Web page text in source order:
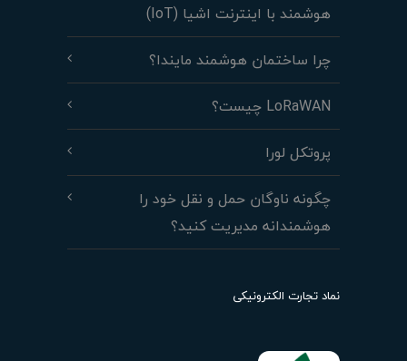
هوشمند با اینترنت اشیا (IoT)
چرا ساختمان هوشمند مایندا؟
LoRaWAN چیست؟
پروتکل لورا
چگونه ناوگان حمل و نقل خود را
هوشمندانه مدیریت کنید؟
نماد تجارت الکترونیکی